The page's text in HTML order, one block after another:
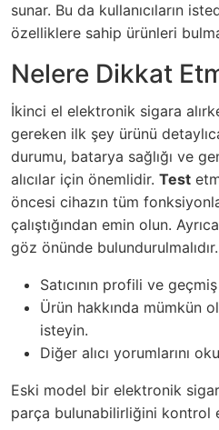
sunar. Bu da kullanıcıların
özelliklere sahip ürünleri
Nelere Dikkat
İkinci el elektronik sigara
gereken ilk şey ürünü
durumu, batarya sağlığı ve
alıcılar için önemlidir. Test
öncesi cihazın tüm
çalıştığından emin olun.
göz önünde bulundurulmalıdır.
Satıcının profili ve
Ürün hakkında mümkün
isteyin.
Diğer alıcı yorumlarını
Eski model bir elektronik
parça bulunabilirliğini kontrol